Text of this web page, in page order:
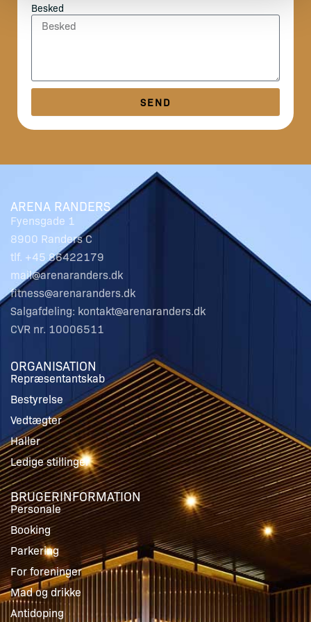
Besked
SEND
ARENA RANDERS
Fyensgade 1
8900 Randers C
tlf. +45 86422179
mail@arenaranders.dk
fitness@arenaranders.dk
Salgafdeling: kontakt@arenaranders.dk
CVR nr. 10006511
ORGANISATION
Repræsentantskab
Bestyrelse
Vedtægter
Haller
Ledige stillinger
BRUGERINFORMATION
Personale
Booking
Parkering
For foreninger
Mad og drikke
Antidoping